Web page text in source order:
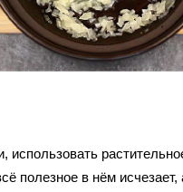
использовать
полезное в нём